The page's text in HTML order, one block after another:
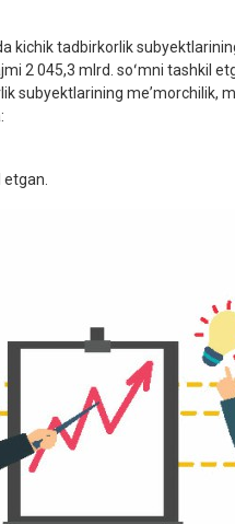
kichik tadbirkorlik
2 045,3 mlrd. soʻmni tashkil
subyektlarining meʼmorchilik,